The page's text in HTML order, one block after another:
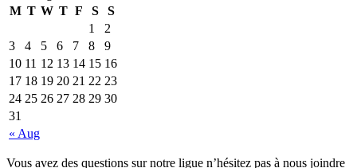
M T W T F S S
« Aug
1
2
3
4 5 6 7 8
9
10 11 12 13 14 15 16
17 18 19 20 21 22 23
24 25 26 27 28 29 30
31
Vous avez des questions sur notre ligue n’hésitez pas à nous joindre